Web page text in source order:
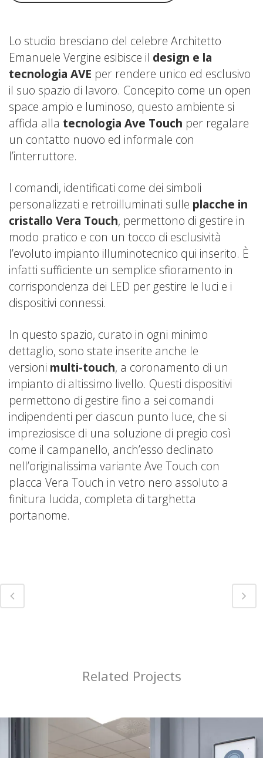
Lo studio bresciano del celebre Architetto
Emanuele Vergine esibisce il design e la
tecnologia AVE per rendere unico ed esclusivo
il suo spazio di lavoro. Concepito come un open
space ampio e luminoso, questo ambiente si
affida alla tecnologia Ave Touch per regalare
un contatto nuovo ed informale con
l’interruttore.
I comandi, identificati come dei simboli
personalizzati e retroilluminati sulle placche in
cristallo Vera Touch, permettono di gestire in
modo pratico e con un tocco di esclusività
l’evoluto impianto illuminotecnico qui inserito. È
infatti sufficiente un semplice sfioramento in
corrispondenza dei LED per gestire le luci e i
dispositivi connessi.
In questo spazio, curato in ogni minimo
dettaglio, sono state inserite anche le
versioni multi-touch, a coronamento di un
impianto di altissimo livello. Questi dispositivi
permettono di gestire fino a sei comandi
indipendenti per ciascun punto luce, che si
impreziosisce di una soluzione di pregio così
come il campanello, anch’esso declinato
nell’originalissima variante Ave Touch con
placca Vera Touch in vetro nero assoluto a
finitura lucida, completa di targhetta
portanome.
Related Projects